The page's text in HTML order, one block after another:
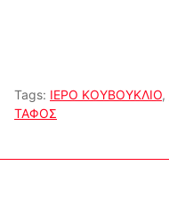
Tags: ΙΕΡΟ ΚΟΥΒΟΥΚΛΙΟ,
ΤΑΦΟΣ